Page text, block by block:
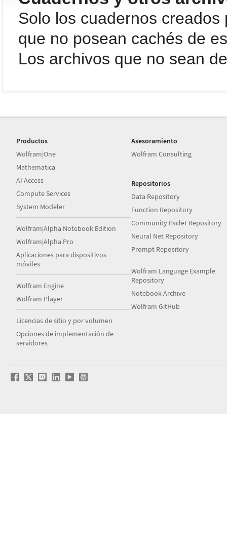
Solo los cuadernos
que no posean cachés de
Los archivos que no sean
Productos
Wolfram|One
Mathematica
AI Access
Compute Services
System Modeler
Wolfram|Alpha Notebook Edition
Wolfram|Alpha Pro
Aplicaciones para dispositivos
móviles
Wolfram Engine
Wolfram Player
Licencias de sitio y por volumen
Opciones de implementación de
servidores
Asesoramiento
Wolfram Consulting
Repositorios
Data Repository
Function Repository
Community Paclet Repository
Neural Net Repository
Prompt Repository
Wolfram Language Example
Repository
Notebook Archive
Wolfram GitHub